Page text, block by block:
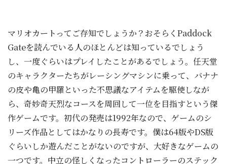
マリオカートってご存知でしょうか？おそらくPaddock
Gateを読んでいる人のほとんどは知っているでしょう
し、一度ぐらいはプレイしたことがあるでしょう。任天堂
のキャラクターたちがレーシングマシンに乗って、バナナ
の皮や亀の甲羅といった不思議なアイテムを駆使しなが
ら、奇妙奇天烈なコースを周回して一位を目指すという傑
作ゲームです。初代の発売は1992年なので、ゲームのシ
リーズ作品としてはかなりの長寿です。僕は64版やDS版
ぐらいしか遊んだことがないのですが、大好きなゲームの
一つです。中立の怪しくなったコントローラーのステック